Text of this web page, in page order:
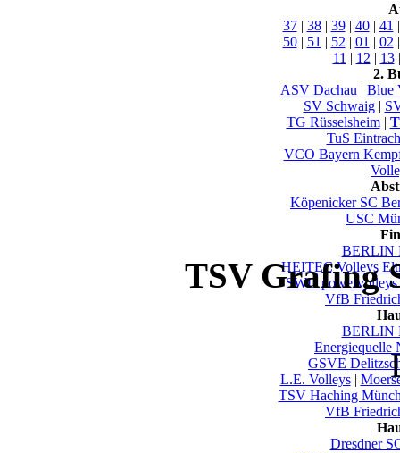
37| 38| 39| 40| 41
50| 51 | 52 | 01 | 02
11 | 12 | 13
2.
ASV Dachau | Blue
SV Schwaig|
TG Rüsselsheim|
TuS
VCO Bayern
Köpenicker SC
USC
BERLIN
HEITEC Volleys
SWD powervolleys
VfB
BERLIN
Energiequelle
GSVE
L.E. Volleys|
TSV Haching
VfB
Dresdner
TSV Grafing